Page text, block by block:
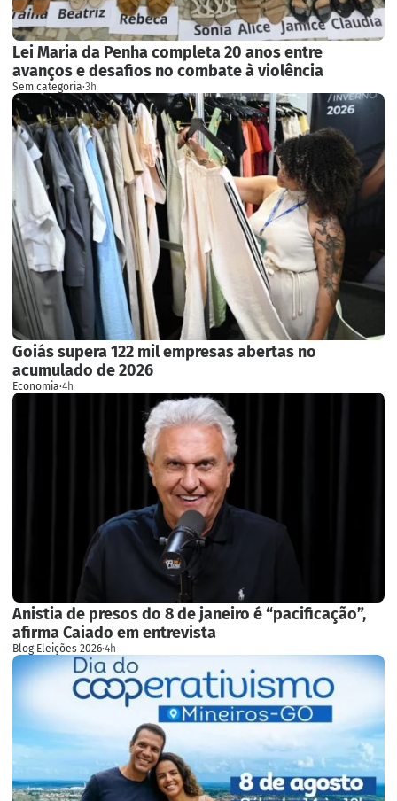
Lei Maria da Penha completa 20 anos entre
avanços e desafios no combate à violência
Sem categoria·3h
Goiás supera 122 mil empresas abertas no
acumulado de 2026
Economia·4h
Anistia de presos do 8 de janeiro é “pacificação”,
afirma Caiado em entrevista
Blog Eleições 2026·4h